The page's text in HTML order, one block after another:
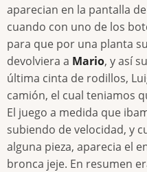
aparecian en la pantalla
cuando con uno de los
para que por una planta
devolviera a Mario, y así
última cinta de rodillos,
camión, el cual teniamos
El juego a medida que
subiendo de velocidad, y
alguna pieza, aparecia el
bronca jeje. En resumen